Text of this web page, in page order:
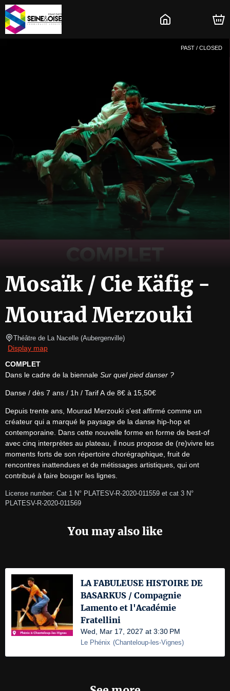
PAST / CLOSED
Mosaïk / Cie Käfig -
Mourad Merzouki
Théâtre de La Nacelle (Aubergenville)
Display map
COMPLET
Dans le cadre de la biennale Sur quel pied danser ?
Danse / dès 7 ans / 1h / Tarif A de 8€ à 15,50€
Depuis trente ans, Mourad Merzouki s’est affirmé comme un
créateur qui a marqué le paysage de la danse hip-hop et
contemporaine. Dans cette nouvelle forme en forme de best-of
avec cinq interprètes au plateau, il nous propose de (re)vivre les
moments forts de son répertoire chorégraphique, fruit de
rencontres inattendues et de métissages artistiques, qui ont
contribué à faire bouger les lignes.
License number: Cat 1 N° PLATESV-R-2020-011559 et cat 3 N°
PLATESV-R-2020-011569
You may also like
LA FABULEUSE HISTOIRE DE
BASARKUS / Compagnie
Lamento et l'Académie
Fratellini
Wed, Mar 17, 2027 at 3:30 PM
Le Phénix (Chanteloup-les-Vignes)